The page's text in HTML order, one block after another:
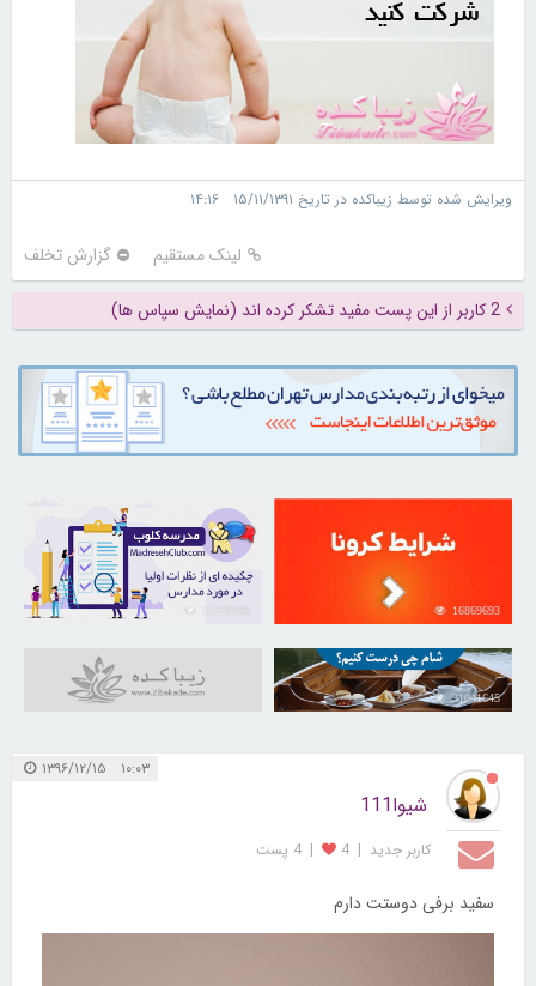
ویرایش شده توسط زیباکده در تاریخ ۱۵/۱۱/۱۳۹۱ ۱۴:۱۶
لینک مستقیم گزارش تخلف
2 کاربر از این پست مفید تشکر کرده اند (نمایش سپاس ها)
16869693
31041645
۱۰:۰۳ ۱۳۹۶/۱۲/۱۵
شیوا111
کاربر جديد |
4
| 4 پست
سفید برفی دوستت دارم